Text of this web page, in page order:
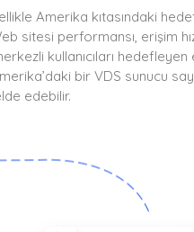
Amerika kıtasındaki
sitesi performansı, erişim
kullanıcıları
bir VDS sunucu
edebilir.